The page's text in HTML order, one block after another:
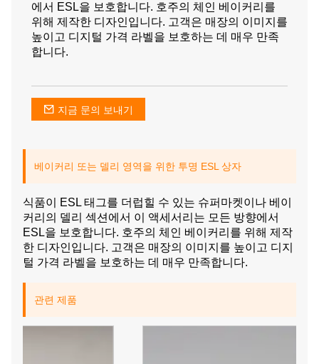
에서 ESL을 보호합니다. 호주의 체인 베이커리를
위해 제작한 디자인입니다. 고객은 매장의 이미지를
높이고 디지털 가격 라벨을 보호하는 데 매우 만족
합니다.
지금 문의 보내기
베이커리 또는 델리 영역을 위한 투명 ESL 상자
식품이 ESL 태그를 더럽힐 수 있는 슈퍼마켓이나 베이
커리의 델리 섹션에서 이 액세서리는 모든 방향에서
ESL을 보호합니다. 호주의 체인 베이커리를 위해 제작
한 디자인입니다. 고객은 매장의 이미지를 높이고 디지
털 가격 라벨을 보호하는 데 매우 만족합니다.
관련 제품